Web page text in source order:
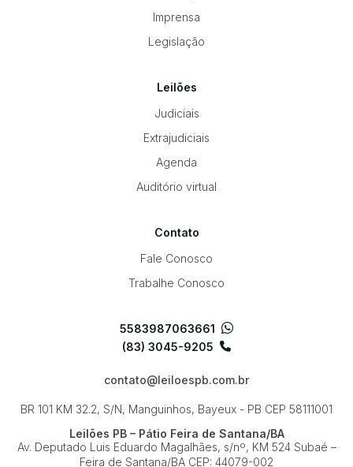
Imprensa
Legislação
Leilões
Judiciais
Extrajudiciais
Agenda
Auditório virtual
Contato
Fale Conosco
Trabalhe Conosco
5583987063661
(83) 3045-9205
contato@leiloespb.com.br
BR 101 KM 32.2, S/N, Manguinhos, Bayeux - PB CEP 58111001
Leilões PB – Pátio Feira de Santana/BA
Av. Deputado Luis Eduardo Magalhães, s/nº, KM 524Subaé –
Feira de Santana/BA CEP: 44079-002